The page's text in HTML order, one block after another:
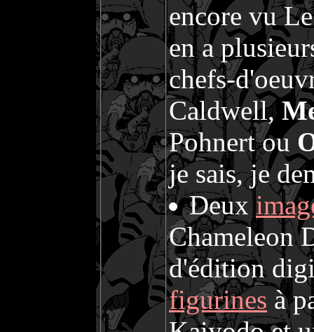
encore vu
en a
chefs-
Caldwell,
Pohnert ou
je sais, je
Deux
Chameleon
d'édition
figurines à